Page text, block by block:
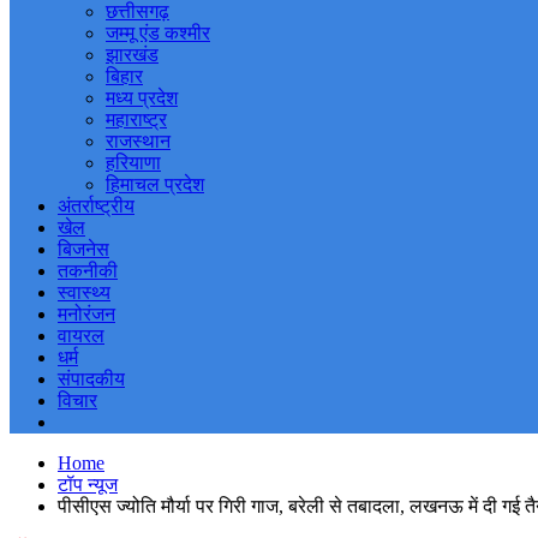
छत्तीसगढ़
जम्मू एंड कश्मीर
झारखंड
बिहार
मध्य प्रदेश
महाराष्ट्र
राजस्थान
हरियाणा
हिमाचल प्रदेश
अंतर्राष्ट्रीय
खेल
बिजनेस
तकनीकी
स्वास्थ्य
मनोरंजन
वायरल
धर्म
संपादकीय
विचार
Home
टॉप न्यूज
पीसीएस ज्योति मौर्या पर गिरी गाज, बरेली से तबादला, लखनऊ में दी गई